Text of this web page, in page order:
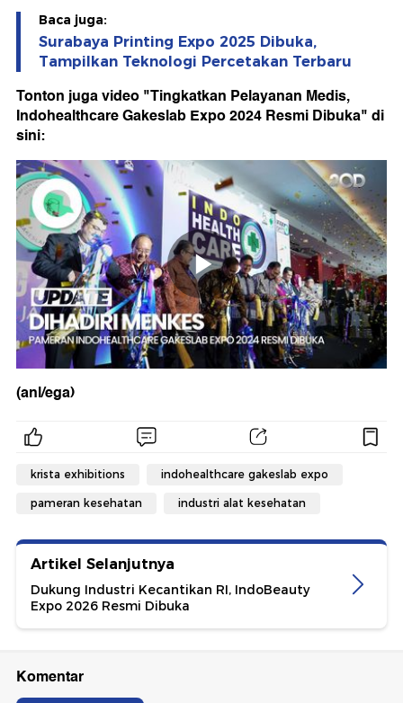
Baca juga:
Surabaya Printing Expo 2025 Dibuka,
Tampilkan Teknologi Percetakan Terbaru
Tonton juga video "Tingkatkan Pelayanan Medis,
Indohealthcare Gakeslab Expo 2024 Resmi Dibuka" di
sini:
(anl/ega)
krista exhibitions indohealthcare gakeslab expo
pameran kesehatan industri alat kesehatan
Artikel Selanjutnya
Dukung Industri Kecantikan RI, IndoBeauty
Expo 2026 Resmi Dibuka